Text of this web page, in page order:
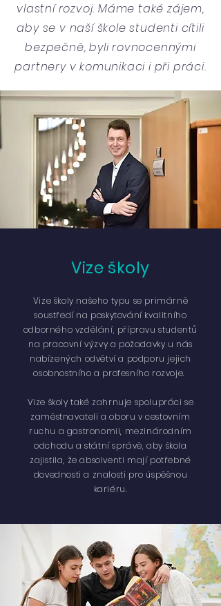
vlastní rozvoj. Máme také zájem,
aby se v naší škole studenti cítili
bezpečně, byli rovnocennými
partnery v komunikaci i při práci.
Vize školy
Vize školy našeho typu se primárně
soustředí na poskytování kvalitního
odborného vzdělání, přípravu studentů
na pracovní výzvy a požadavky u nás
nabízených odvětví a podporu jejich
osobnostního a profesního rozvoje.
​Vize školy také zahrnuje spolupráci se
zaměstnavateli a oboru v cestovním
ruchu a gastronomii, mezinárodním
odchodu a státní správě, aby škola
zajistila, že absolventi mají potřebné
dovednosti a znalosti pro úspěšnou
kariéru.